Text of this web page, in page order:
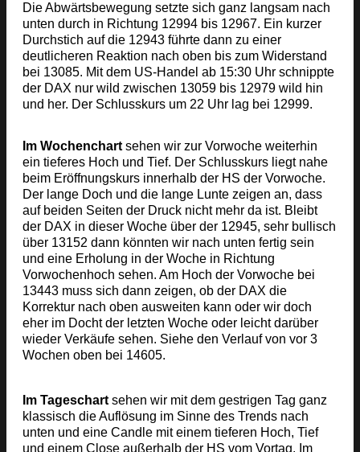
Die Abwärtsbewegung setzte sich ganz langsam nach
unten durch in Richtung 12994 bis 12967. Ein kurzer
Durchstich auf die 12943 führte dann zu einer
deutlicheren Reaktion nach oben bis zum Widerstand
bei 13085. Mit dem US-Handel ab 15:30 Uhr schnippte
der DAX nur wild zwischen 13059 bis 12979 wild hin
und her. Der Schlusskurs um 22 Uhr lag bei 12999.
Im Wochenchart sehen wir zur Vorwoche weiterhin
ein tieferes Hoch und Tief. Der Schlusskurs liegt nahe
beim Eröffnungskurs innerhalb der HS der Vorwoche.
Der lange Doch und die lange Lunte zeigen an, dass
auf beiden Seiten der Druck nicht mehr da ist. Bleibt
der DAX in dieser Woche über der 12945, sehr bullisch
über 13152 dann könnten wir nach unten fertig sein
und eine Erholung in der Woche in Richtung
Vorwochenhoch sehen. Am Hoch der Vorwoche bei
13443 muss sich dann zeigen, ob der DAX die
Korrektur nach oben ausweiten kann oder wir doch
eher im Docht der letzten Woche oder leicht darüber
wieder Verkäufe sehen. Siehe den Verlauf von vor 3
Wochen oben bei 14605.
Im Tageschart sehen wir mit dem gestrigen Tag ganz
klassisch die Auflösung im Sinne des Trends nach
unten und eine Candle mit einem tieferen Hoch, Tief
und einem Close außerhalb der HS vom Vortag. Im